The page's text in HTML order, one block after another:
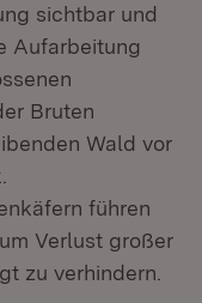
sichtbar und
Aufarbeitung
Bruten
Wald vor
führen
Verlust großer
zu verhindern.